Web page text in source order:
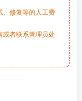
、修复等的人工费
或者联系管理员处